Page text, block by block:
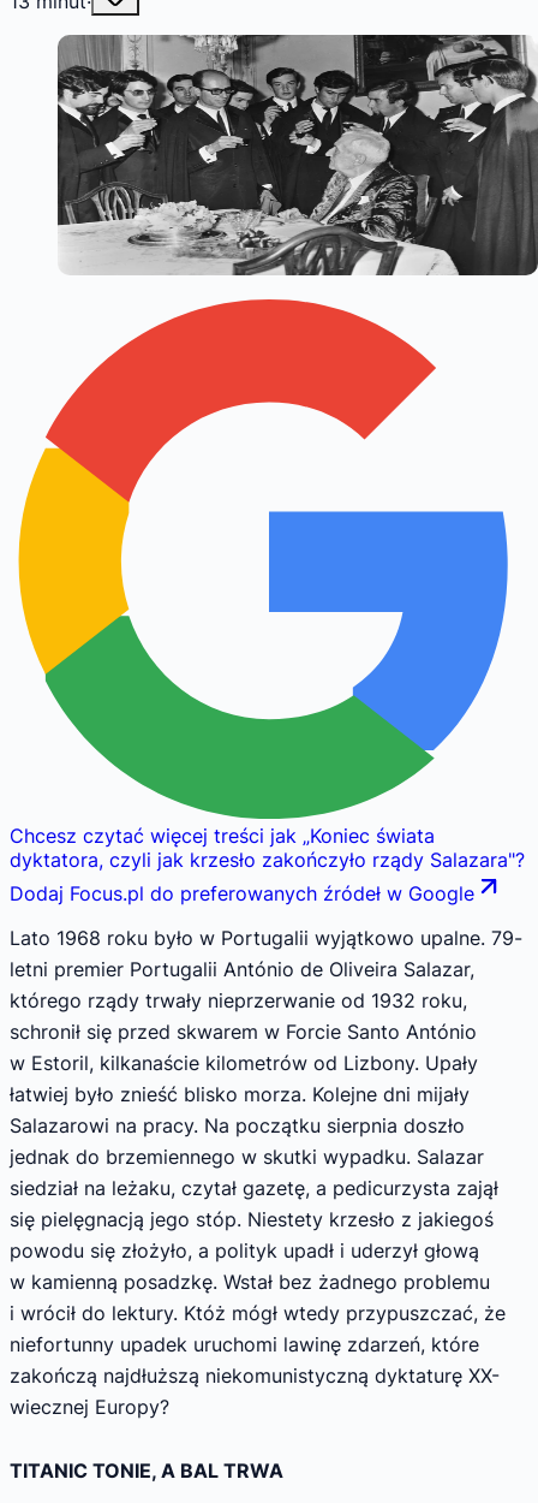
Chcesz czytać więcej treści jak „Koniec świata
dyktatora, czyli jak krzesło zakończyło rządy Salazara"?
Dodaj Focus.pl do preferowanych źródeł w Google
Lato 1968 roku było w Portugalii wyjątkowo upalne. 79-
letni premier Portugalii António de Oliveira Salazar,
którego rządy trwały nieprzerwanie od 1932 roku,
schronił się przed skwarem w Forcie Santo António
w Estoril, kilkanaście kilometrów od Lizbony. Upały
łatwiej było znieść blisko morza. Kolejne dni mijały
Salazarowi na pracy. Na początku sierpnia doszło
jednak do brzemiennego w skutki wypadku. Salazar
siedział na leżaku, czytał gazetę, a pedicurzysta zajął
się pielęgnacją jego stóp. Niestety krzesło z jakiegoś
powodu się złożyło, a polityk upadł i uderzył głową
w kamienną posadzkę. Wstał bez żadnego problemu
i wrócił do lektury. Któż mógł wtedy przypuszczać, że
niefortunny upadek uruchomi lawinę zdarzeń, które
zakończą najdłuższą niekomunistyczną dyktaturę XX-
wiecznej Europy?
TITANIC TONIE, A BAL TRWA